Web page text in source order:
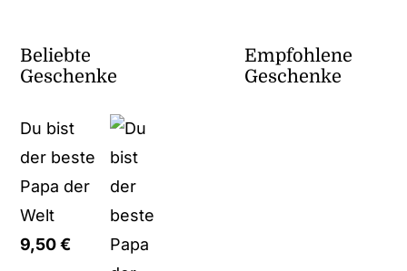
Beliebte
Geschenke
Du bist
der beste
Papa der
Welt
9,50€
Empfohlene
Geschenke